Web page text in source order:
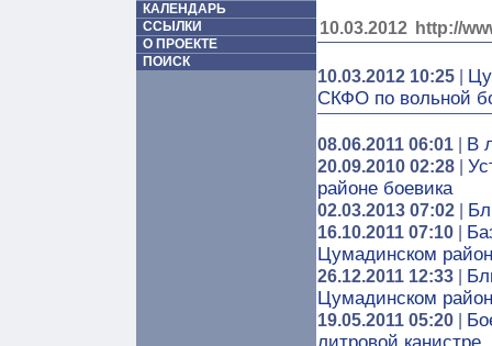
КАЛЕНДАРЬ
ССЫЛКИ
О ПРОЕКТЕ
ПОИСК
10.03.2012 http://
10.03.2012 10:25
СКФО по вольной
08.06.2011 06:01 В
20.09.2010 02:28
районе боевика
02.03.2013 07:02
16.10.2011 07:10
Цумадинском
26.12.2011 12:33
Цумадинском
19.05.2011 05:20